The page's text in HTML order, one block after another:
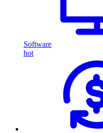
Software
hot